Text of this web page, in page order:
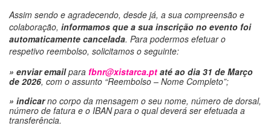
Assim sendo e agradecendo, desde já, a sua compreensão e
colaboração, informamos que a sua inscrição no evento foi
automaticamente cancelada. Para podermos efetuar o
respetivo reembolso, solicitamos o seguinte:
» enviar emailpara fbnr@xistarca.pt até ao dia 31 de Março
de 2026, com o assunto “Reembolso – Nome Completo”;
» indicarno corpo da mensagem o seu nome, número de dorsal,
número de fatura e o IBAN para o qual deverá ser efetuada a
transferência.